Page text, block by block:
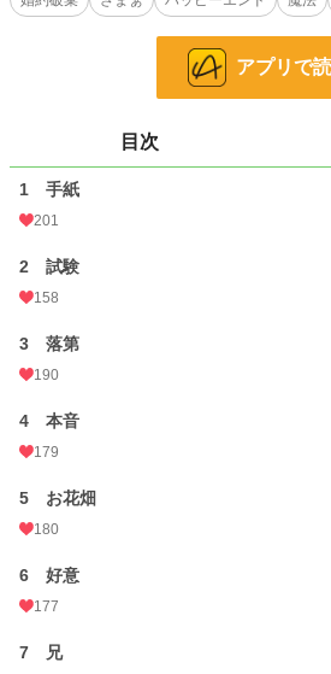
彼の言葉に従い、あえて落第する。
その結果、レジナルドは“首席を潰した男”として
他サイトにも別タイトルで投稿中です。
小説
恋愛
お気に入り
24h.ポイント
更新日時
月間ポイント
年間ポイント
アプリで
目次
1 手紙
201
2 試験
158
3 落第
190
4 本音
179
5 お花畑
180
6 好意
177
7 兄